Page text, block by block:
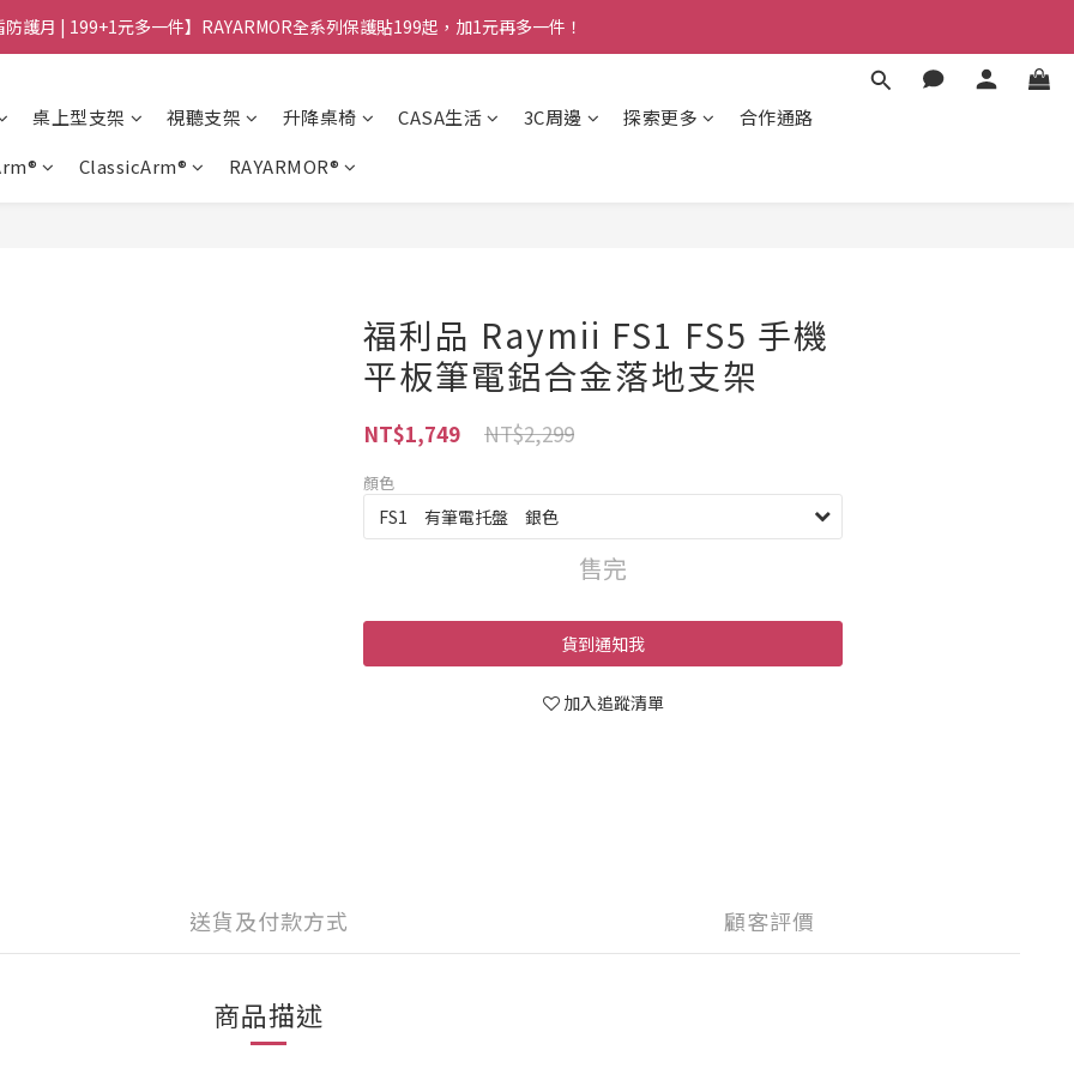
護月 | 199+1元多一件】RAYARMOR全系列保護貼199起，加1元再多一件！
桌上型支架 視聽支架 升降桌椅 CASA生活 3C周邊 探索更多
合作通路
ClassicArm® RAYARMOR®
福利品 Raymii FS1 FS5 手機
平板筆電鋁合金落地支架
NT$2,299
NT$1,749
顏色
售完
貨到通知我
加入追蹤清單
送貨及付款方式 顧客評價
商品描述